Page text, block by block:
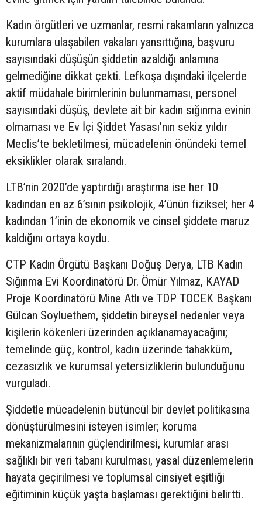
Kadın örgütleri ve uzmanlar, resmi rakamların yalnızca
kurumlara ulaşabilen vakaları yansıttığına, başvuru
sayısındaki düşüşün şiddetin azaldığı anlamına
gelmediğine dikkat çekti. Lefkoşa dışındaki ilçelerde
aktif müdahale birimlerinin bulunmaması, personel
sayısındaki düşüş, devlete ait bir kadın sığınma evinin
olmaması ve Ev İçi Şiddet Yasası’nın sekiz yıldır
Meclis’te bekletilmesi, mücadelenin önündeki temel
eksiklikler olarak sıralandı.
LTB’nin 2020’de yaptırdığı araştırma ise her 10
kadından en az 6’sının psikolojik, 4’ünün fiziksel; her 4
kadından 1’inin de ekonomik ve cinsel şiddete maruz
kaldığını ortaya koydu.
CTP Kadın Örgütü Başkanı Doğuş Derya, LTB Kadın
Sığınma Evi Koordinatörü Dr. Ömür Yılmaz, KAYAD
Proje Koordinatörü Mine Atlı ve TDP TOCEK Başkanı
Gülcan Soyluethem, şiddetin bireysel nedenler veya
kişilerin kökenleri üzerinden açıklanamayacağını;
temelinde güç, kontrol, kadın üzerinde tahakküm,
cezasızlık ve kurumsal yetersizliklerin bulunduğunu
vurguladı.
Şiddetle mücadelenin bütüncül bir devlet politikasına
dönüştürülmesini isteyen isimler; koruma
mekanizmalarının güçlendirilmesi, kurumlar arası
sağlıklı bir veri tabanı kurulması, yasal düzenlemelerin
hayata geçirilmesi ve toplumsal cinsiyet eşitliği
eğitiminin küçük yaşta başlaması gerektiğini belirtti.